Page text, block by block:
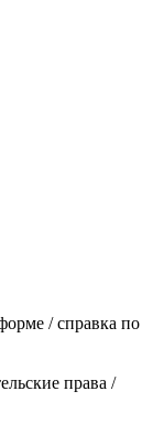
/ справка по
права /